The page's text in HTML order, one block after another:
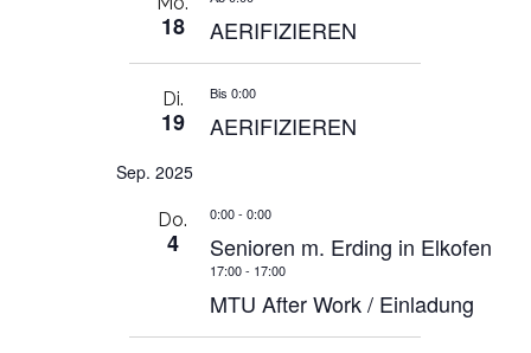
18 AERIFIZIEREN
Di.
19
Bis 0:00
AERIFIZIEREN
Sep. 2025
Do.
4
0:00- 0:00
Senioren m. Erding in Elkofen
17:00- 17:00
MTU After Work / Einladung